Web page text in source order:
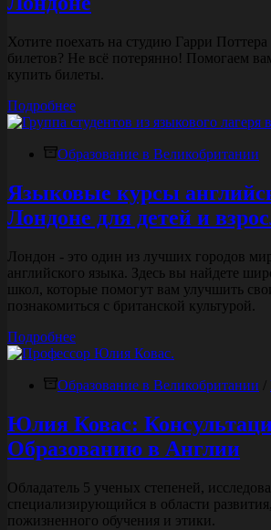
Хотите поехать на студию Гарри
билетов? Не всё потерянно! Помогаем
купить билеты.
ПодробнееБилеты
на
Гарри
в
Лондоне
Образование в Великобритании
Языковые курсы
Лондоне для детей и
Лондон - это один из лучших городов
английского языка. Здесь вы найдете
школ, которые помогут вам улучшить
познакомиться с британской культурой.
ПодробнееЯзыковые
курсы
в
для
детей
и
Образование в Великобритании /
Юлия Ковас:
Образованию в Англии
Обладатель 5 ученых степеней,
специализирующийся в области
пожизненного обучения и этики.